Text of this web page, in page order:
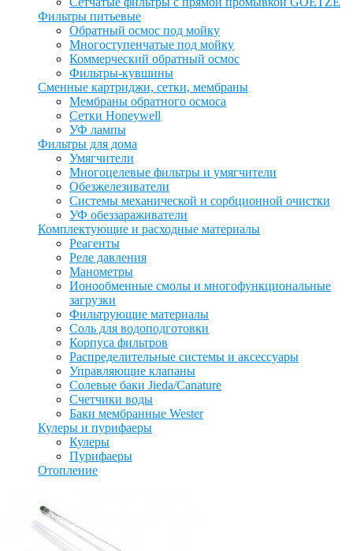
Фильтры питьевые
Обратный осмос под мойку
Многоступенчатые под мойку
Коммерческий обратный осмос
Фильтры-кувшины
Сменные картриджи, сетки, мембраны
Мембраны обратного осмоса
Сетки Honeywell
УФ лампы
Фильтры для дома
Умягчители
Многоцелевые фильтры и умягчители
Обезжелезиватели
Системы механической и сорбционной очистки
УФ обеззараживатели
Комплектующие и расходные материалы
Реагенты
Реле давления
Манометры
Ионообменные смолы и многофункциональные
загрузки
Фильтрующие материалы
Соль для водоподготовки
Корпуса фильтров
Распределительные системы и аксессуары
Управляющие клапаны
Солевые баки Jieda/Canature
Счетчики воды
Баки мембранные Wester
Кулеры и пурифаеры
Кулеры
Пурифаеры
Отопление